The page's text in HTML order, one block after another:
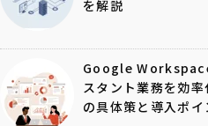
を解説
Google
スタント業務を効
の具体策と導入ポ